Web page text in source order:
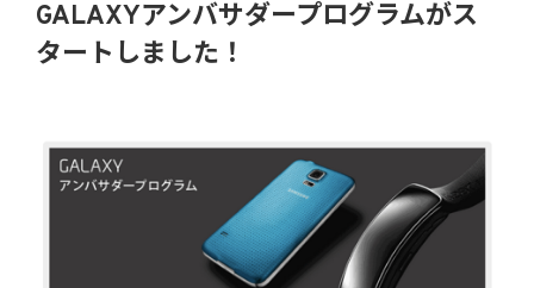
GALAXYアンバサダープログラムがス
タートしました！